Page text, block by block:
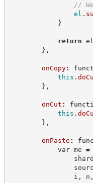
//
el .
}
return el
} ,
onCopy:
this .
} ,
onCut :
this .
} ,
onPaste :
var me =
i , n ,